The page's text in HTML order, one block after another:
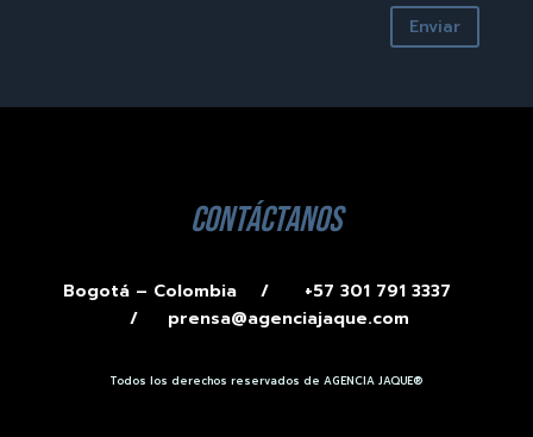
Enviar
contáctanos
Bogotá – Colombia /
+57 301 791 3337
/ prensa@agenciajaque.com
Todos los derechos reservados de AGENCIA JAQUE®